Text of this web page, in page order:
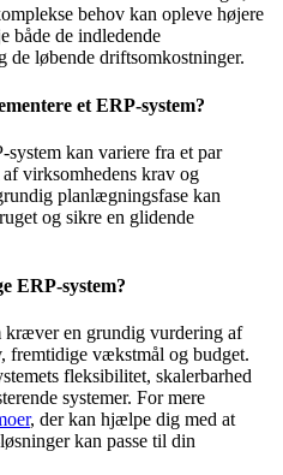
behov kan opleve højere
både de indledende
de løbende driftsomkostninger.
et ERP-system?
kan variere fra et par
virksomhedens krav og
planlægningsfase kan
og sikre en glidende
ERP-system?
kræver en grundig vurdering af
fremtidige vækstmål og budget.
fleksibilitet, skalerbarhed
systemer. For mere
, der kan hjælpe dig med at
kan passe til din